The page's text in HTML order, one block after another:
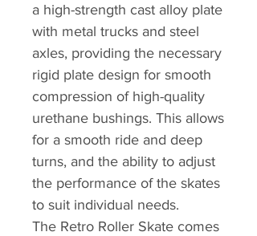
a high-strength cast alloy plate
with metal trucks and steel
axles, providing the necessary
rigid plate design for smooth
compression of high-quality
urethane bushings. This allows
for a smooth ride and deep
turns, and the ability to adjust
the performance of the skates
to suit individual needs.
The Retro Roller Skate comes